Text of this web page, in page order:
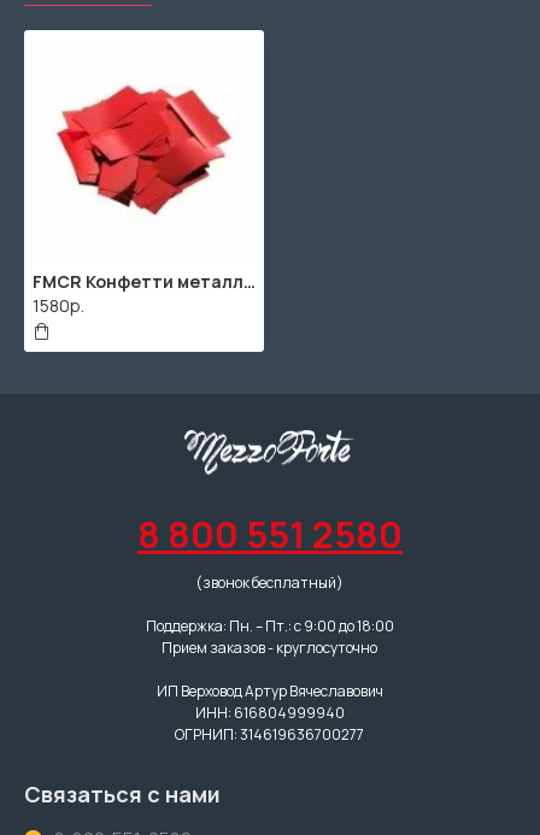
FMCR Конфетти металлизированное 17х55мм, красный, упаковка 1 кг, LFocus
1580р.
8 800 551 2580
(звонок бесплатный)
Поддержка: Пн. – Пт.: с 9:00 до 18:00
Прием заказов - круглосуточно
ИП Верховод Артур Вячеславович
ИНН: 616804999940
ОГРНИП: 314619636700277
Связаться с нами